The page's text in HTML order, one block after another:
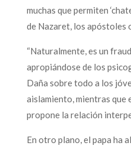
muchas que permiten
de Nazaret, los apóstoles
“Naturalmente, es un
apropiándose de los
Daña sobre todo a los
aislamiento, mientras que
propone la relación
En otro plano, el papa ha